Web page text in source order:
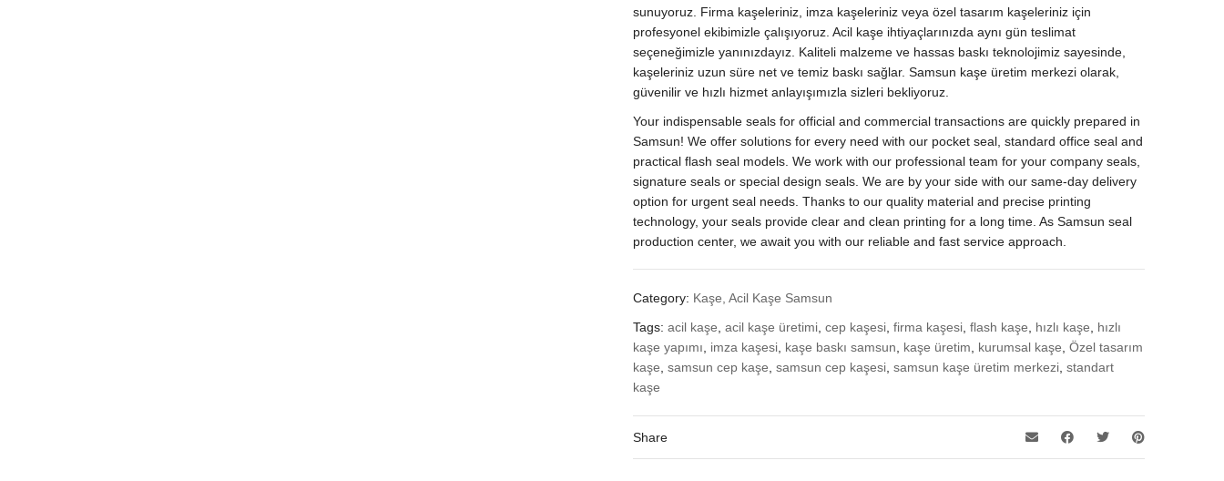
Kaşe
-
Kaşe
Firma
&
İmza
Kaşesi
quantity
sunuyoruz. Firma kaşeleriniz, imza kaşeleriniz veya özel tasarım kaşeleriniz için
profesyonel ekibimizle çalışıyoruz. Acil kaşe ihtiyaçlarınızda aynı gün teslimat
seçeneğimizle yanınızdayız. Kaliteli malzeme ve hassas baskı teknolojimiz sayesinde,
kaşeleriniz uzun süre net ve temiz baskı sağlar. Samsun kaşe üretim merkezi olarak,
güvenilir ve hızlı hizmet anlayışımızla sizleri bekliyoruz.
Your indispensable seals for official and commercial transactions are quickly prepared in
Samsun! We offer solutions for every need with our pocket seal, standard office seal and
practical flash seal models. We work with our professional team for your company seals,
signature seals or special design seals. We are by your side with our same-day delivery
option for urgent seal needs. Thanks to our quality material and precise printing
technology, your seals provide clear and clean printing for a long time. As Samsun seal
production center, we await you with our reliable and fast service approach.
Category: Kaşe, Acil Kaşe Samsun
Tags:acil kaşe ,acil kaşe üretimi ,cep kaşesi ,firma kaşesi ,flash kaşe hızlı kaşe
hızlı
kaşe yapımı
imza kaşesi kaşe baskı samsun kaşe üretim kurumsal kaşe ,Özel tasarım
kaşe ,samsun cep kaşe ,samsun cep kaşesi ,samsun kaşe üretim merkezi ,standart
kaşe
Share